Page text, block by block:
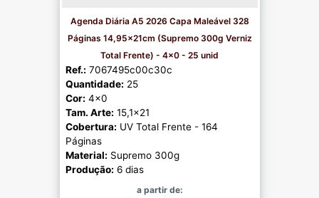
Agenda Diária A5 2026 Capa Maleável 328
Páginas 14,95x21cm (Supremo 300g Verniz
Total Frente) - 4x0 - 25 unid
Ref.: 7067495c00c30c
Quantidade: 25
Cor: 4x0
Tam. Arte: 15,1x21
Cobertura: UV Total Frente - 164
Páginas
Material: Supremo 300g
Produção: 6 dias
a partir de: